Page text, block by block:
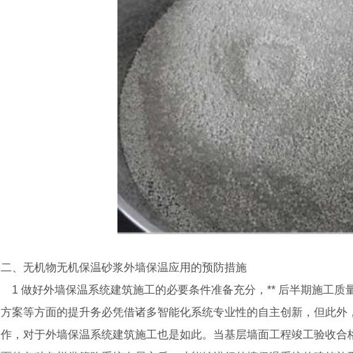
二、无机物无机保温砂浆外墙保温应用的预防措施
1 做好外墙保温系统建筑施工的必要条件准备充分，** 后半期施工质
方案等方面的提升务必凭借诸多智能化系统专业性的自主创新，但此
作，对于外墙保温系统建筑施工也是如此。当基层墙面工程竣工验收